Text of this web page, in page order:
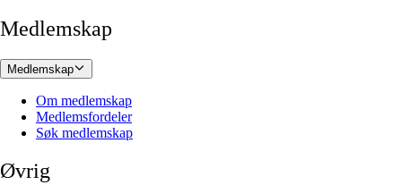
Medlemskap
Medlemskap
Om medlemskap
Medlemsfordeler
Søk medlemskap
Øvrig